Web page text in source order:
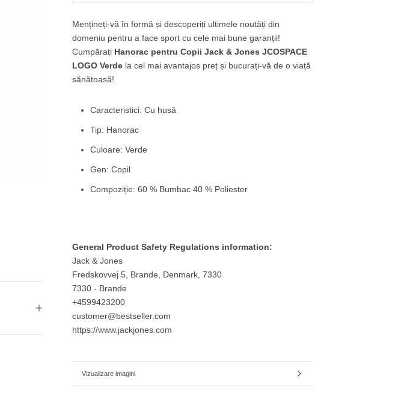
Mențineți-vă în formă și descoperiți ultimele noutăți din
domeniu pentru a face sport cu cele mai bune garanții!
Cumpărați Hanorac pentru Copii Jack & Jones JCOSPACE
LOGO Verde la cel mai avantajos preț și bucurați-vă de o viață
sănătoasă!
Caracteristici: Cu husă
Tip: Hanorac
Culoare: Verde
Gen: Copil
Compoziție: 60 % Bumbac 40 % Poliester
General Product Safety Regulations information:
Jack & Jones
Fredskovvej 5, Brande, Denmark, 7330
7330 - Brande
+4599423200
customer@bestseller.com
https://www.jackjones.com
Informații suplimentare
Vizualizare imagini